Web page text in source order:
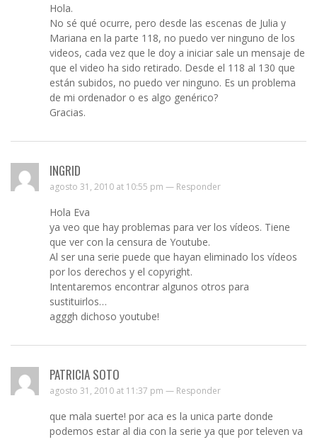
Hola.
No sé qué ocurre, pero desde las escenas de Julia y
Mariana en la parte 118, no puedo ver ninguno de los
videos, cada vez que le doy a iniciar sale un mensaje de
que el video ha sido retirado. Desde el 118 al 130 que
están subidos, no puedo ver ninguno. Es un problema
de mi ordenador o es algo genérico?
Gracias.
INGRID
agosto 31, 2010 at 10:55 pm — Responder
Hola Eva
ya veo que hay problemas para ver los vídeos. Tiene
que ver con la censura de Youtube.
Al ser una serie puede que hayan eliminado los vídeos
por los derechos y el copyright.
Intentaremos encontrar algunos otros para
sustituirlos…
agggh dichoso youtube!
PATRICIA SOTO
agosto 31, 2010 at 11:37 pm — Responder
que mala suerte! por aca es la unica parte donde
podemos estar al dia con la serie ya que por televen va